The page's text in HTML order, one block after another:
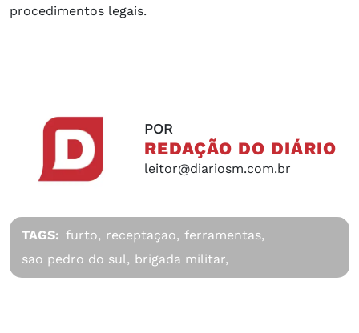
procedimentos legais.
POR
REDAÇÃO DO DIÁRIO
leitor@diariosm.com.br
TAGS: furto, receptaçao, ferramentas,
sao pedro do sul, brigada militar,